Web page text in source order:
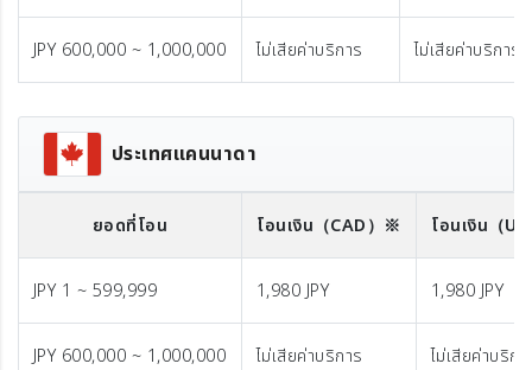
JPY 600,000 ~ 1,000,000 ไม่เสียค่าบริการ ไม่เสียค่าบริการ
ประเทศแคนนาดา
ยอดที่โอน โอนเงิน （CAD）※ โอนเงิน （
JPY 1 ~ 599,999 1,980 JPY 1,980 JPY
JPY 600,000 ~ 1,000,000 ไม่เสียค่าบริการ ไม่เสียค่าบริก